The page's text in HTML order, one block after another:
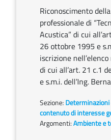
Riconoscimento
professionale di
Acustica” di cui
26 ottobre 1995 e
iscrizione
di cui all’art. 21 c.1
e s.m.i. dell’Ing.
Sezione:
contenuto di interesse
Argomenti:Ambiente e